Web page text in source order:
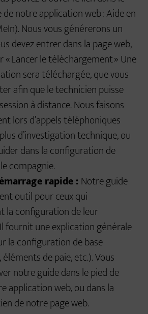
de notre application web : Aide en
Nous vous générerons un
devez entrer dans la page web,
« Lancer le téléchargement » Une
sera téléchargée, que vous
afin que le technicien puisse
à distance. Nous faisons
lors d’appels téléphoniques
d’investigation technique, ou
dans la configuration de
compagnie.
rapide : Notre guide
outil pour ceux qui
la configuration de leur
fournit une explication générale
la configuration de base
de paie, etc.). Vous
notre guide dans le pied de
application web, ou dans la
de notre page web.